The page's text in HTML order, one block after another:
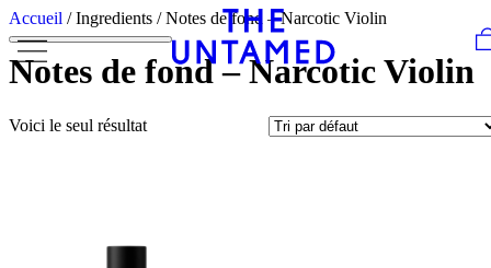
Skip to content
Accueil / Ingredients / Notes de fond – Narcotic Violin
Notes de fond – Narcotic Violin
Voici le seul résultat